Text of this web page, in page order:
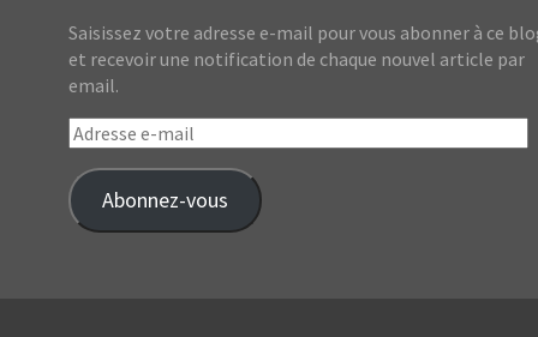
Saisissez votre adresse e-mail pour vous abonner à ce
et recevoir une notification de chaque nouvel article par
email.
Adresse
e-
mail
Abonnez-vous